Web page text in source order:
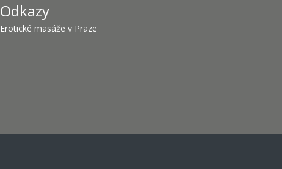
Odkazy
Erotické masáže v Praze